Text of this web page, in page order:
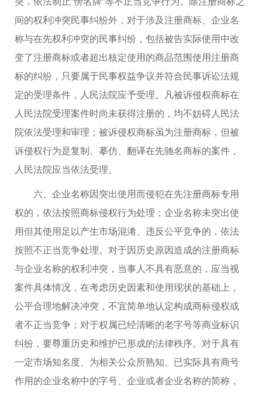
间的权利冲突民事纠纷外，对于涉及注册商标、企业名
称与在先权利冲突的民事纠纷，包括被告实际使用中改
变了注册商标或者超出核定使用的商品范围使用注册商
标的纠纷，只要属于民事权益争议并符合民事诉讼法规
定的受理条件，人民法院应予受理。凡被诉侵权商标在
人民法院受理案件时尚未获得注册的，均不妨碍人民法
院依法受理和审理；被诉侵权商标虽为注册商标，但被
诉侵权行为是复制、摹仿、翻译在先驰名商标的案件，
人民法院应当依法受理。
六、企业名称因突出使用而侵犯在先注册商标专用
权的，依法按照商标侵权行为处理；企业名称未突出使
用但其使用足以产生市场混淆、违反公平竞争的，依法
按照不正当竞争处理。对于因历史原因造成的注册商标
与企业名称的权利冲突，当事人不具有恶意的，应当视
案件具体情况，在考虑历史因素和使用现状的基础上，
公平合理地解决冲突，不宜简单地认定构成商标侵权或
者不正当竞争；对于权属已经清晰的老字号等商业标识
纠纷，要尊重历史和维护已形成的法律秩序。对于具有
一定市场知名度、为相关公众所熟知、已实际具有商号
作用的企业名称中的字号、企业或者企业名称的简称，